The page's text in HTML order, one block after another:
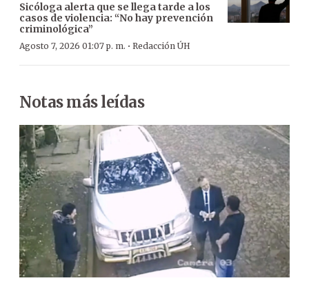
Sicóloga alerta que se llega tarde a los
casos de violencia: “No hay prevención
criminológica”
Agosto 7, 2026 01:07 p. m. · Redacción ÚH
Notas más leídas